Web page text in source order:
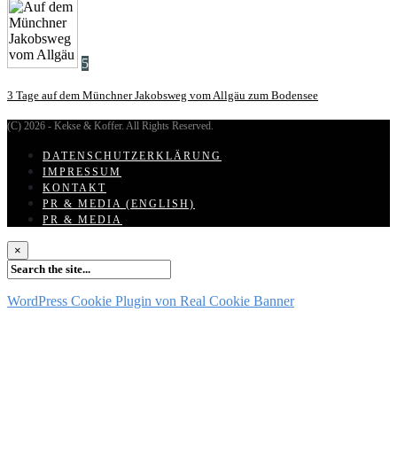
5
3 Tage auf dem Münchner Jakobsweg vom Allgäu zum Bodensee
(C) 2026 - Kekse & Koffer. All Rights Reserved.
DATENSCHUTZERKLÄRUNG
IMPRESSUM
KONTAKT
PR & MEDIA (ENGLISH)
PR & MEDIA
×
WordPress Cookie Plugin von Real Cookie Banner